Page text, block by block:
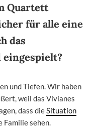
Quartett
für alle eine
das
und Tiefen. Wir haben
weil das Vivianes
dass dieSituation
Familie sehen.